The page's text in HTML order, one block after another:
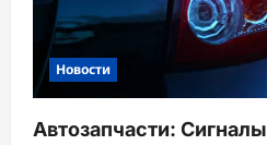
Новости
Автозапчасти: